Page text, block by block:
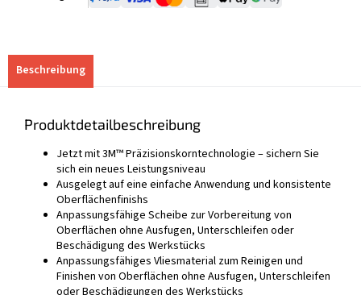
Beschreibung
Produktdetailbeschreibung
Jetzt mit 3M™ Präzisionskorntechnologie – sichern Sie
sich ein neues Leistungsniveau
Ausgelegt auf eine einfache Anwendung und konsistente
Oberflächenfinishs
Anpassungsfähige Scheibe zur Vorbereitung von
Oberflächen ohne Ausfugen, Unterschleifen oder
Beschädigung des Werkstücks
Anpassungsfähiges Vliesmaterial zum Reinigen und
Finishen von Oberflächen ohne Ausfugen, Unterschleifen